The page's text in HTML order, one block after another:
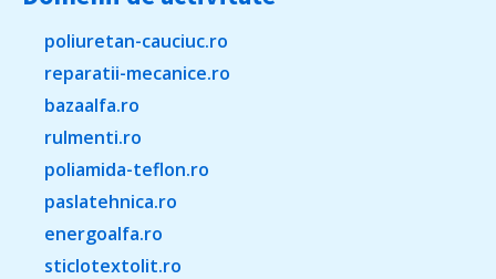
poliuretan-cauciuc.ro
reparatii-mecanice.ro
bazaalfa.ro
rulmenti.ro
poliamida-teflon.ro
paslatehnica.ro
energoalfa.ro
sticlotextolit.ro